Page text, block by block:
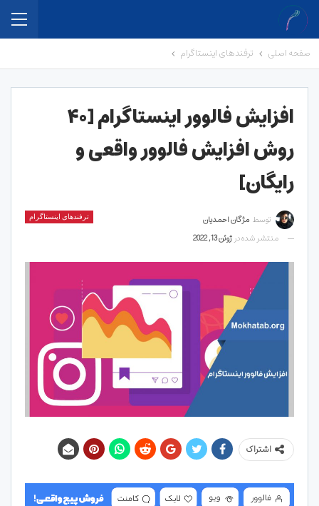
صفحه اصلی ترفندهای اینستاگرام
افزایش فالوور اینستاگرام [۴۰
روش افزایش فالوور واقعی و
رایگان]
ترفندهای اینستاگرام توسط مژگان احمدیان
منتشر شده در ژوئن 13, 2022
اشتراک